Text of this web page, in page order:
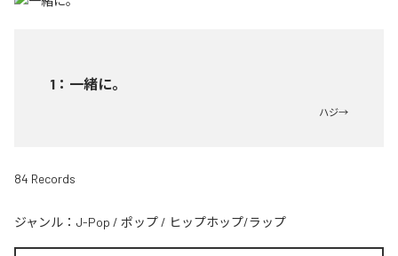
1 ： 一緒に。
ハジ→
84 Records
ジャンル： J-Pop / ポップ / ヒップホップ/ラップ